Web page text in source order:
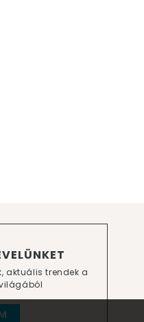
aktuális trendek a